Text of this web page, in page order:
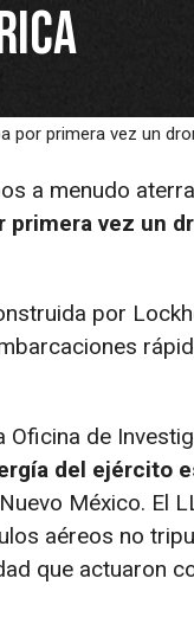
por primera vez un
a menudo
primera vez un
por
de
del ejército
México. El
aéreos no
que actuaron